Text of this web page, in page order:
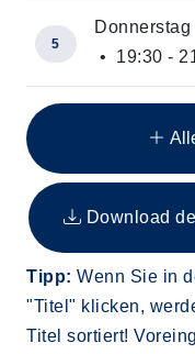
Insgesamt gibt es
5
• 19:30 -
Download
Tipp: Wenn Sie in
"Titel" klicken,
Titel sortiert!